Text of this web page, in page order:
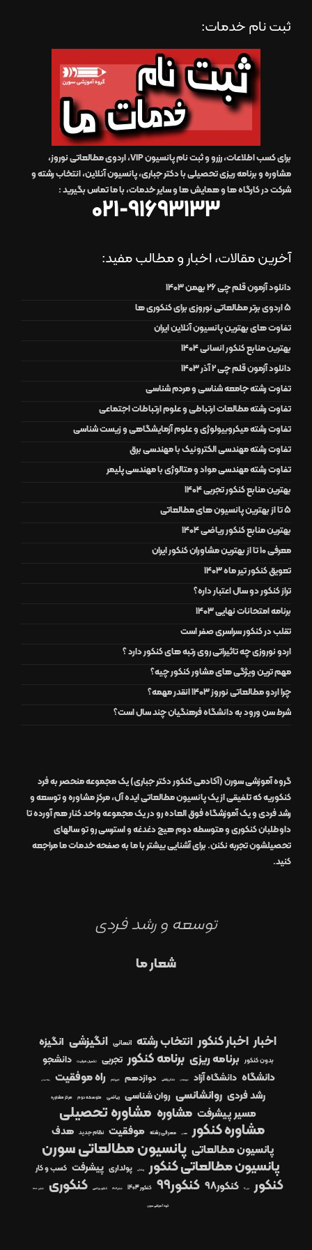
ثبت نام خدمات:
برای کسب اطلاعات، رزرو و ثبت نام پانسیون VIP، اردوی مطالعاتی نوروز،
مشاوره و برنامه ریزی تحصیلی با دکتر جباری، پانسیون آنلاین، انتخاب رشته و
شرکت در کارگاه ها و همایش ها و سایر خدمات،با ما تماس بگیرید:
021-91693133
آخرین مقالات، اخبار و مطالب مفید:
دانلود آزمون قلم چی 26 بهمن 1403
۵ اردوی برتر مطالعاتی نوروزی برای کنکوری ها
تفاوت های بهترین پانسیون آنلاین ایران
بهترین منابع کنکور انسانی 1404
دانلود آزمون قلم چی 2 آذر 1403
تفاوت رشته جامعه شناسی و مردم شناسی
تفاوت رشته مطالعات ارتباطی و علوم ارتباطات اجتماعی
تفاوت رشته میکروبیولوژی و علوم آزمایشگاهی و زیست شناسی
تفاوت رشته مهندسی الکترونیک با مهندسی برق
تفاوت رشته مهندسی مواد و متالوژی با مهندسی پلیمر
بهترین منابع کنکور تجربی 1404
5 تا از بهترین پانسیون های مطالعاتی
بهترین منابع کنکور ریاضی 1404
معرفی 10 تا از بهترین مشاوران کنکور ایران
تعویق کنکور تیر ماه 1403
تراز کنکور دو سال اعتبار داره؟
برنامه امتحانات نهایی 1403
تقلب در کنکور سراسری صفر است
اردو نوروزی چه تاثیراتی روی رتبه های کنکور دارد ؟
مهم ترین ویژگی های مشاور کنکور چیه؟
چرا اردو مطالعاتی نوروز 1403 انقدر مهمه؟
شرط سن ورود به دانشگاه فرهنگیان چند سال است؟
گروه آموزشی سورن (آکادمی کنکور دکتر جباری)یک مجموعه منحصر به فرد
کنکوریه که تلفیقی از یکپانسیون مطالعاتیایده آل،مرکز مشاوره و توسعه و
رشدفردیو یکآموزشگاهفوق العادهرو دریک مجموعه واحدکنار هم آورده تا
داوطلبان کنکوری و متوسطه دوم هیچ دغدغه و استرسی رو تو سالهای
تحصیلشون تجربه نکنن. برای آشنایی بیشتر با ما به صفحهخدمات مامراجعه
کنید.
توسعه و رشد فردی
شعار ما
اخبار اخبار کنکور انتخاب رشته انسانی انگیزشی انگیزه
بدون کنکور برنامه ریزی برنامه کنکور تجربی تکمیل ظرفیت دانشجو
دانشگاه دانشگاه آزاد دبیرستان دندانپزشکی دوازدهم دیپلم راه موفقیت رشته انسانی
رشد فردی روانشانسی روان شناسی ریاضی متوسطه دوم مرکز مشاوره
مسیر پیشرفت مشاوره مشاوره تحصیلی
مشاوره کنکور
معدل معرفی رشته موفقیت نظام جدید هدف
پانسیون مطالعاتی پانسیون مطالعاتی سورن
پانسیون مطالعاتی کنکور پزشکی پولداری پیشرفت کسب و کار
کنکور کنکور97 کنکور98 کنکور99 کنکور 1403 کنکور1404 کنکور ریاضی کنکوری کنکور ۱۴۰۲
گروه آموزشی سورن